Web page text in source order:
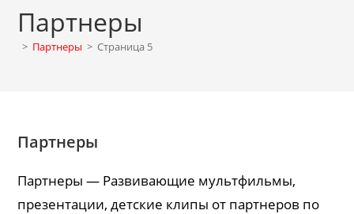
Партнеры
> Партнеры > Страница 5
Партнеры
Партнеры — Развивающие мультфильмы,
презентации, детские клипы от партнеров по